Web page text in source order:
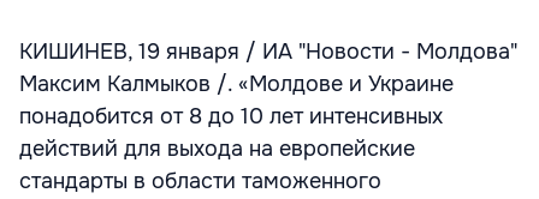
КИШИНЕВ, 19 января / ИА "Новости - Молдова"
Максим Калмыков /. «Молдове и Украине
понадобится от 8 до 10 лет интенсивных
действий для выхода на европейские
стандарты в области таможенного